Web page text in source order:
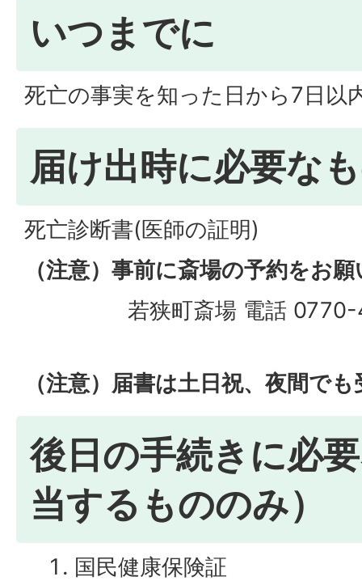
いつまでに
死亡の事実を知った日から7日以
届け出時に必要な
死亡診断書(医師の証明)
（注意）事前に斎場の予約をお
若狭町斎場 電話 0770-
（注意）届書は土日祝、夜間で
後日の手続きに必
当するもののみ）
国民健康保険証